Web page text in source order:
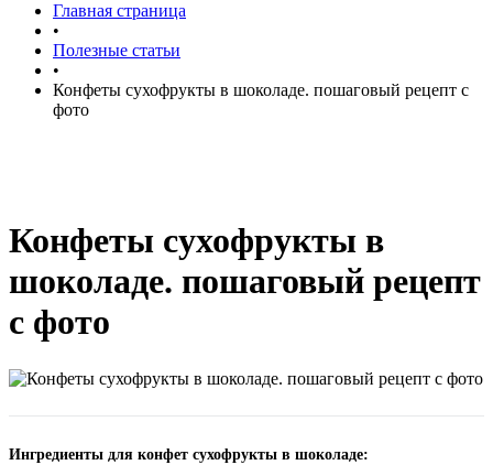
Главная страница
•
Полезные статьи
•
Конфеты сухофрукты в шоколаде. пошаговый рецепт с
фото
Конфеты сухофрукты в
шоколаде. пошаговый рецепт
с фото
Ингредиенты для конфет сухофрукты в шоколаде: